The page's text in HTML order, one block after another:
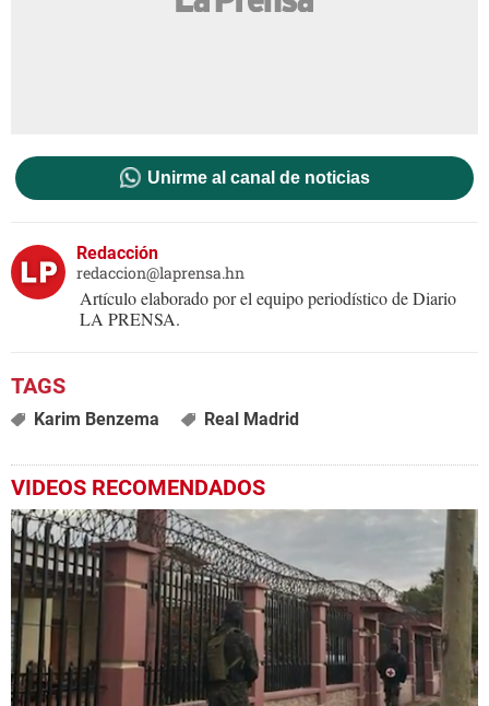
Unirme al canal de noticias
Redacción
redaccion@laprensa.hn
Artículo elaborado por el equipo periodístico de Diario
LA PRENSA.
Karim Benzema Real Madrid
VIDEOS RECOMENDADOS